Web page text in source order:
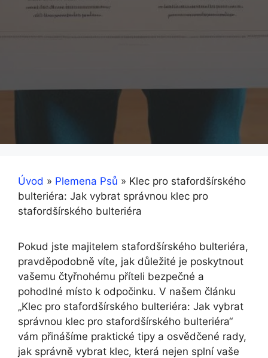
Úvod » Plemena Psů » Klec pro stafordšírského
bulteriéra: Jak vybrat správnou klec pro
stafordšírského bulteriéra
Pokud jste majitelem stafordšírského bulteriéra,
pravděpodobně víte, jak důležité je poskytnout
vašemu čtyřnohému příteli bezpečné a
pohodlné místo k odpočinku. V našem článku
„Klec pro stafordšírského bulteriéra: Jak vybrat
správnou klec pro stafordšírského bulteriéra“
vám přinášíme praktické tipy a osvědčené rady,
jak správně vybrat klec, která nejen splní vaše